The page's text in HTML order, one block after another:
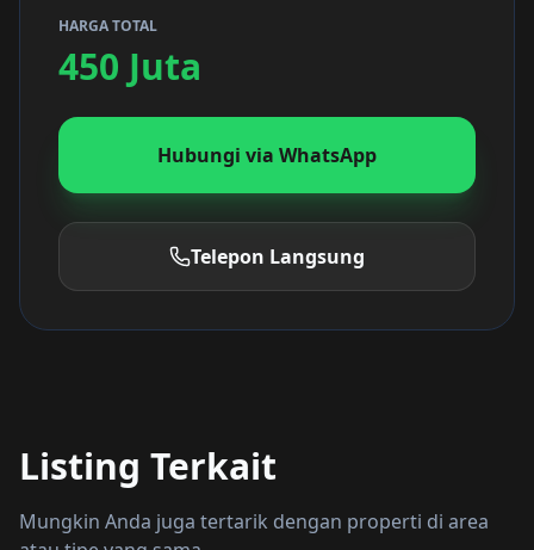
HARGA TOTAL
450 Juta
Hubungi via WhatsApp
Telepon Langsung
Listing Terkait
Mungkin Anda juga tertarik dengan properti di area